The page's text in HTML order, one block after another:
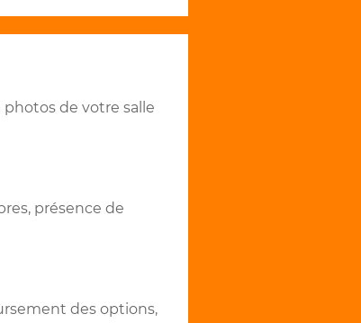
de votre salle
présence de
des options,